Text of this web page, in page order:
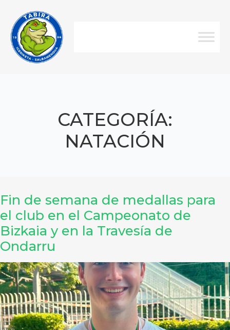
CATEGORÍA:
NATACIÓN
Fin de semana de medallas para
el club en el Campeonato de
Bizkaia y en la Travesía de
Ondarru